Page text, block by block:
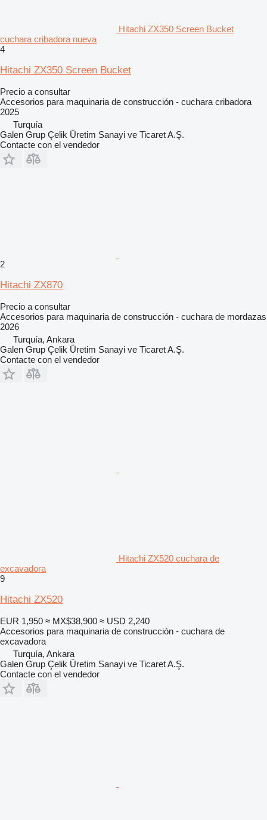
Hitachi ZX350 Screen Bucket
cuchara cribadora nueva
4
Hitachi ZX350 Screen Bucket
Precio a consultar
Accesorios para maquinaria de construcción - cuchara cribadora
2025
Turquía
Galen Grup Çelik Üretim Sanayi ve Ticaret A.Ş.
Contacte con el vendedor
2
Hitachi ZX870
Precio a consultar
Accesorios para maquinaria de construcción - cuchara de mordazas
2026
Turquía, Ankara
Galen Grup Çelik Üretim Sanayi ve Ticaret A.Ş.
Contacte con el vendedor
Hitachi ZX520 cuchara de
excavadora
9
Hitachi ZX520
EUR 1,950 ≈ MX$38,900 ≈ USD 2,240
Accesorios para maquinaria de construcción - cuchara de
excavadora
Turquía, Ankara
Galen Grup Çelik Üretim Sanayi ve Ticaret A.Ş.
Contacte con el vendedor